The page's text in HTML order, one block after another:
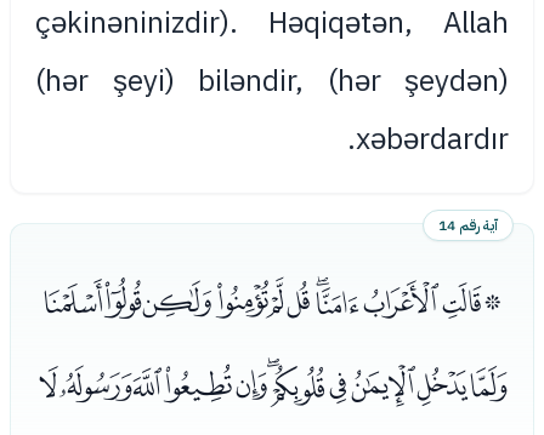
çəkinəninizdir). Həqiqətən, Allah
(hər şeyi) biləndir, (hər şeydən)
xəbərdardır.
آية رقم 14
ﮌﮍﮎﮏﮐﮑﮒﮓﮔﮕﮖ
ﮗﮘﮙﮚﮛﮜﮝﮞﮟﮠﮡ